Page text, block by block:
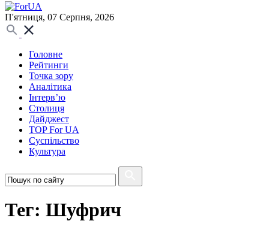
П'ятниця, 07 Серпня, 2026
Головне
Рейтинги
Точка зору
Аналітика
Інтерв’ю
Столиця
Дайджест
TOP For UA
Суспiльство
Культура
Тег: Шуфрич